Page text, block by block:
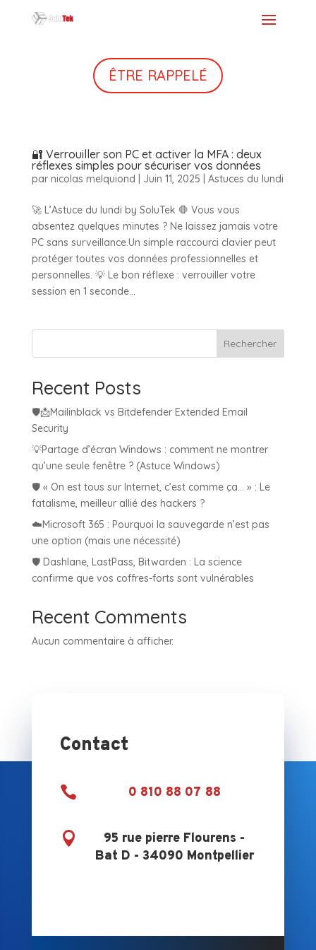
ÊTRE RAPPELÉ
🔐 Verrouiller son PC et activer la MFA : deux
réflexes simples pour sécuriser vos données
par nicolas melquiond Juin 11, 2025 Astuces du lundi
🚀 L’Astuce du lundi by SoluTek 🛑 Vous vous
absentez quelques minutes ? Ne laissez jamais votre
PC sans surveillance.Un simple raccourci clavier peut
protéger toutes vos données professionnelles et
personnelles. 💡 Le bon réflexe : verrouiller votre
session en 1 seconde...
Rechercher
Recent Posts
🛡️📩Mailinblack vs Bitdefender Extended Email
Security
💡Partage d’écran Windows : comment ne montrer
qu’une seule fenêtre ? (Astuce Windows)
🛡️ « On est tous sur Internet, c’est comme ça… » : Le
fatalisme, meilleur allié des hackers ?
☁️Microsoft 365 : Pourquoi la sauvegarde n’est pas
une option (mais une nécessité)
🛡️ Dashlane, LastPass, Bitwarden : La science
confirme que vos coffres-forts sont vulnérables
Recent Comments
Aucun commentaire à afficher.
Contact
 0 810 88 07 88

95 rue pierre Flourens -
Bat D - 34090 Montpellier